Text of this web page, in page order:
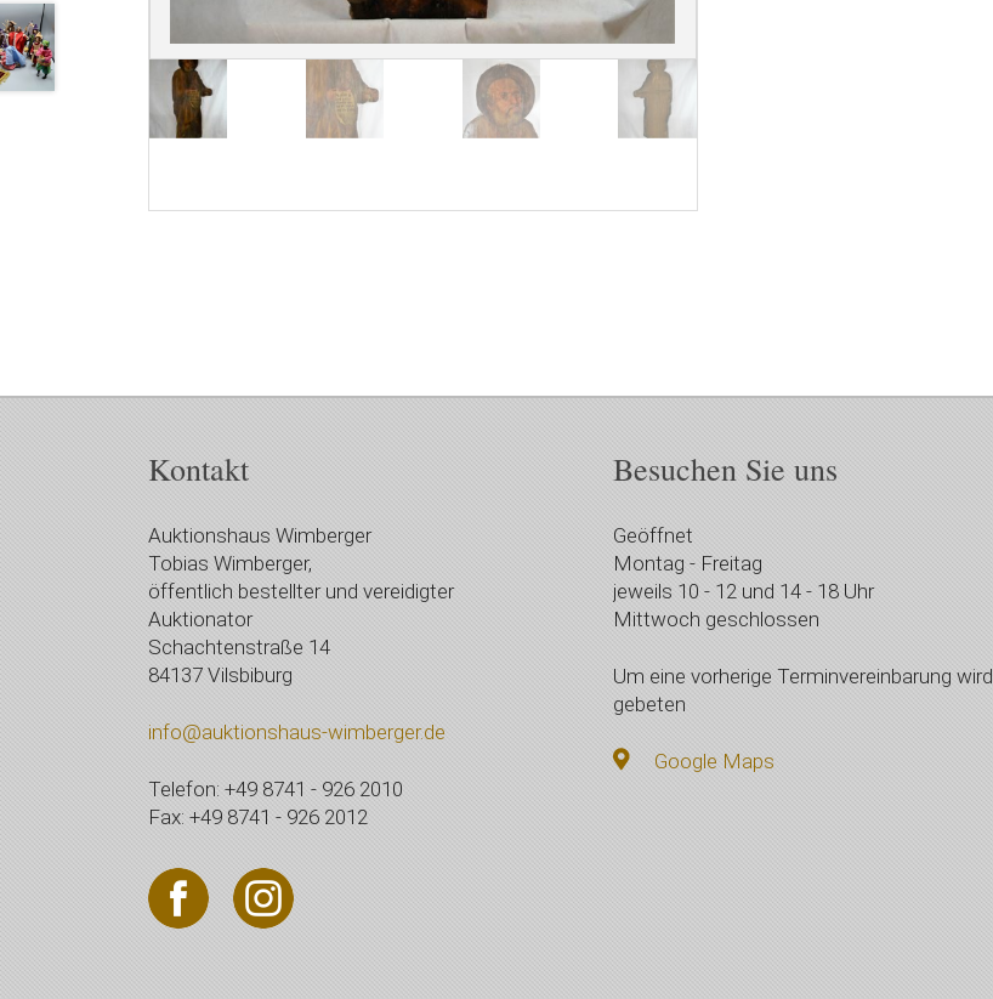
Kontakt
Auktionshaus Wimberger
Tobias Wimberger,
öffentlich bestellter und vereidigter
Auktionator
Schachtenstraße 14
84137 Vilsbiburg
info@auktionshaus-wimberger.de
Telefon: +49 8741 - 926 2010
Fax: +49 8741 - 926 2012
Besuchen Sie uns
Geöffnet
Montag - Freitag
jeweils 10 - 12 und 14 - 18 Uhr
Mittwoch geschlossen
Um eine vorherige Terminvereinbarung wird
gebeten
Google Maps